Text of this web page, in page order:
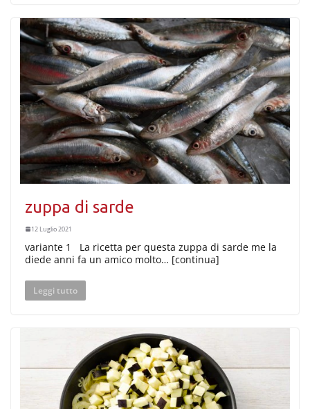
zuppa di sarde
12 Luglio 2021
variante 1 La ricetta per questa zuppa di sarde me la
diede anni fa un amico molto… [continua]
Leggi tutto